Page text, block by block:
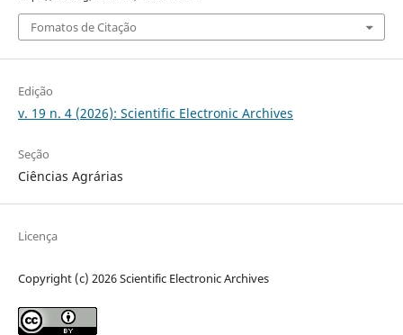
Fomatos de Citação
Edição
v. 19 n. 4 (2026): Scientific Electronic Archives
Seção
Ciências Agrárias
Licença
Copyright (c) 2026 Scientific Electronic Archives